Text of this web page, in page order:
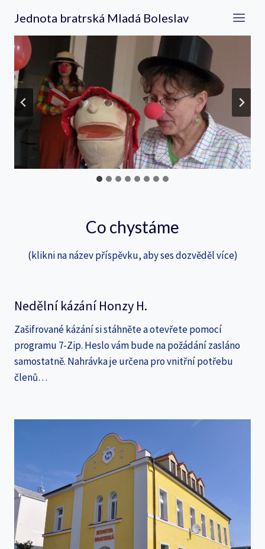
obsah
Jednota bratrská Mladá Boleslav
Co chystáme
(klikni na název příspěvku, aby ses dozvěděl více)
Nedělní kázání Honzy H.
Zašifrované kázání si stáhněte a otevřete pomocí
programu 7-Zip. Heslo vám bude na požádání zasláno
samostatně. Nahrávka je určena pro vnitřní potřebu
členů…